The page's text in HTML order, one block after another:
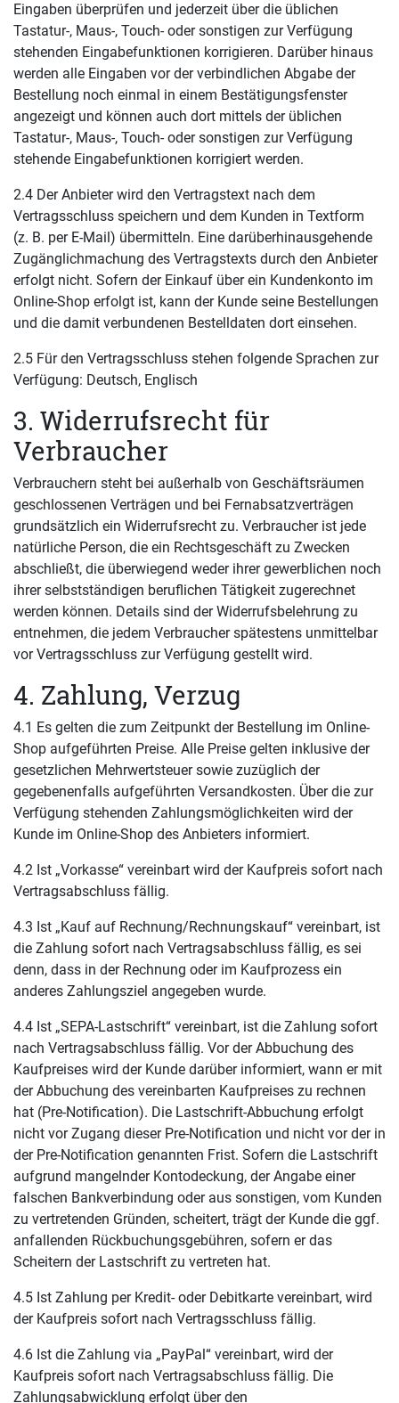
Eingaben überprüfen und jederzeit über die üblichen
Tastatur-, Maus-, Touch- oder sonstigen zur Verfügung
stehenden Eingabefunktionen korrigieren. Darüber hinaus
werden alle Eingaben vor der verbindlichen Abgabe der
Bestellung noch einmal in einem Bestätigungsfenster
angezeigt und können auch dort mittels der üblichen
Tastatur-, Maus-, Touch- oder sonstigen zur Verfügung
stehende Eingabefunktionen korrigiert werden.
2.4 Der Anbieter wird den Vertragstext nach dem
Vertragsschluss speichern und dem Kunden in Textform
(z. B. per E-Mail) übermitteln. Eine darüberhinausgehende
Zugänglichmachung des Vertragstexts durch den Anbieter
erfolgt nicht. Sofern der Einkauf über ein Kundenkonto im
Online-Shop erfolgt ist, kann der Kunde seine Bestellungen
und die damit verbundenen Bestelldaten dort einsehen.
2.5 Für den Vertragsschluss stehen folgende Sprachen zur
Verfügung: Deutsch, Englisch
3. Widerrufsrecht für
Verbraucher
Verbrauchern steht bei außerhalb von Geschäftsräumen
geschlossenen Verträgen und bei Fernabsatzverträgen
grundsätzlich ein Widerrufsrecht zu. Verbraucher ist jede
natürliche Person, die ein Rechtsgeschäft zu Zwecken
abschließt, die überwiegend weder ihrer gewerblichen noch
ihrer selbstständigen beruflichen Tätigkeit zugerechnet
werden können. Details sind der Widerrufsbelehrung zu
entnehmen, die jedem Verbraucher spätestens unmittelbar
vor Vertragsschluss zur Verfügung gestellt wird.
4. Zahlung, Verzug
4.1 Es gelten die zum Zeitpunkt der Bestellung im Online-
Shop aufgeführten Preise. Alle Preise gelten inklusive der
gesetzlichen Mehrwertsteuer sowie zuzüglich der
gegebenenfalls aufgeführten Versandkosten. Über die zur
Verfügung stehenden Zahlungsmöglichkeiten wird der
Kunde im Online-Shop des Anbieters informiert.
4.2 Ist „Vorkasse“ vereinbart wird der Kaufpreis sofort nach
Vertragsabschluss fällig.
4.3 Ist „Kauf auf Rechnung/Rechnungskauf“ vereinbart, ist
die Zahlung sofort nach Vertragsabschluss fällig, es sei
denn, dass in der Rechnung oder im Kaufprozess ein
anderes Zahlungsziel angegeben wurde.
4.4 Ist „SEPA-Lastschrift“ vereinbart, ist die Zahlung sofort
nach Vertragsabschluss fällig. Vor der Abbuchung des
Kaufpreises wird der Kunde darüber informiert, wann er mit
der Abbuchung des vereinbarten Kaufpreises zu rechnen
hat (Pre-Notification). Die Lastschrift-Abbuchung erfolgt
nicht vor Zugang dieser Pre-Notification und nicht vor der in
der Pre-Notification genannten Frist. Sofern die Lastschrift
aufgrund mangelnder Kontodeckung, der Angabe einer
falschen Bankverbindung oder aus sonstigen, vom Kunden
zu vertretenden Gründen, scheitert, trägt der Kunde die ggf.
anfallenden Rückbuchungsgebühren, sofern er das
Scheitern der Lastschrift zu vertreten hat.
4.5 Ist Zahlung per Kredit- oder Debitkarte vereinbart, wird
der Kaufpreis sofort nach Vertragsschluss fällig.
4.6 Ist die Zahlung via „PayPal“ vereinbart, wird der
Kaufpreis sofort nach Vertragsabschluss fällig. Die
Zahlungsabwicklung erfolgt über den